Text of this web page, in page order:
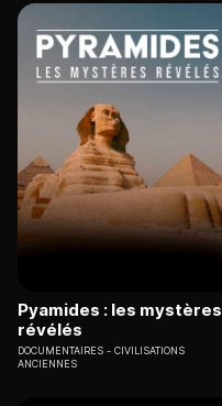
Pyamides : les mystères
révélés
DOCUMENTAIRES
CIVILISATIONS
ANCIENNES